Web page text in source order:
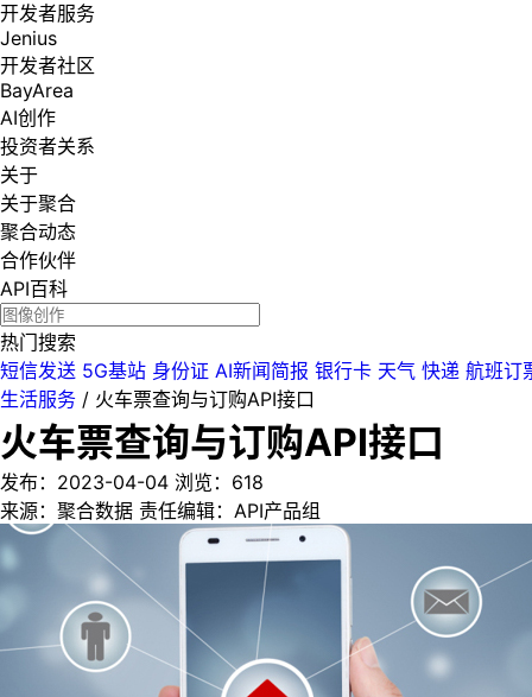
开发者服务
Jenius
开发者社区
BayArea
AI创作
投资者关系
关于
关于聚合
聚合动态
合作伙伴
API百科
热门搜索
短信发送 5G基站 身份证 AI新闻简报 银行卡 天气 快递 航班订
生活服务 / 火车票查询与订购API接口
火车票查询与订购API接口
发布：2023-04-04 浏览： 618
来源：聚合数据 责任编辑：API产品组